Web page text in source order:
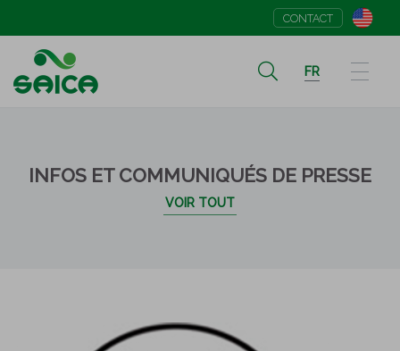
CONTACT
FR
INFOS ET COMMUNIQUÉS DE PRESSE
VOIR TOUT